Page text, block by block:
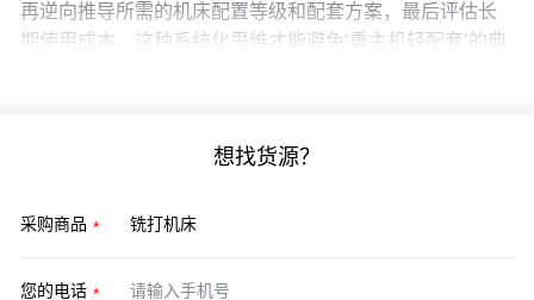
再逆向推导所需的机床配置等级和配套方案，最后评估长
期使用成本。这种系统化思维才能避免‘重主机轻配套’的典
想找货源？
采购商品
您的电话